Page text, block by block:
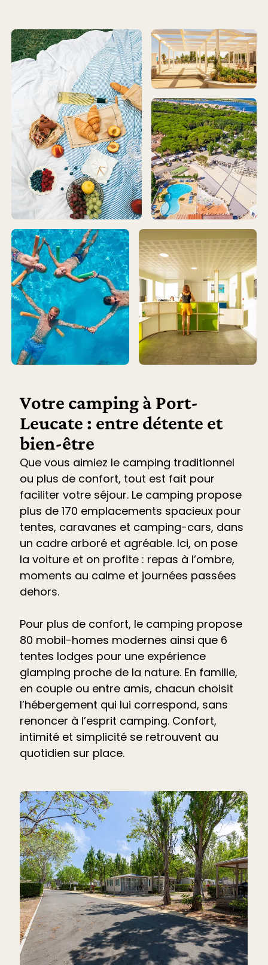
Votre camping à Port-
Leucate : entre détente et
bien-être
Que vous aimiez le camping traditionnel
ou plus de confort, tout est fait pour
faciliter votre séjour. Le camping propose
plus de 170 emplacements spacieux pour
tentes, caravanes et camping-cars, dans
un cadre arboré et agréable. Ici, on pose
la voiture et on profite : repas à l’ombre,
moments au calme et journées passées
dehors.
Pour plus de confort, le camping propose
80 mobil-homes modernes ainsi que 6
tentes lodges pour une expérience
glamping proche de la nature. En famille,
en couple ou entre amis, chacun choisit
l’hébergement qui lui correspond, sans
renoncer à l’esprit camping. Confort,
intimité et simplicité se retrouvent au
quotidien sur place.